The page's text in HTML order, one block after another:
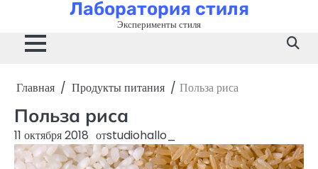
содержимому
Лаборатория стиля
Эксперименты стиля
Главная Продукты питания Польза риса
Польза риса
11 октября 2018 отstudiohallo_